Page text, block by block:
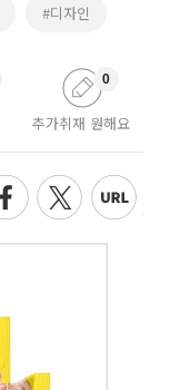
#디자인
추가취재 원해요
0